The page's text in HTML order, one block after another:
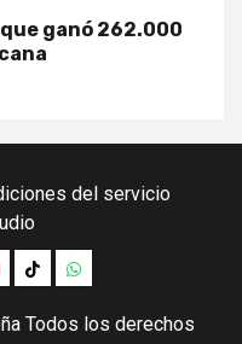
ganó 262.000
del servicio
TikTokWhatsapp
Todos los derechos